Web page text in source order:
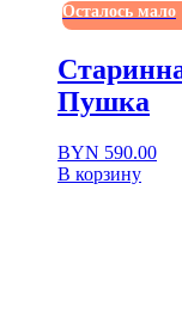
Осталось мало
Пушка
BYN 590.00
В корзину